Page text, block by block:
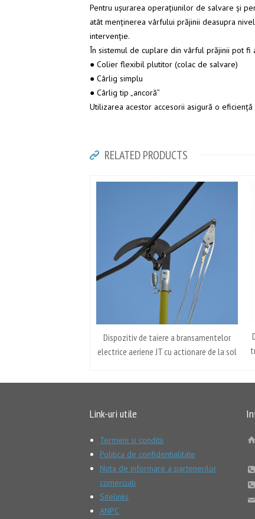
Pentru ușurarea operațiunilor de salvare și
atât menținerea vârfului prăjinii deasupra
intervenție.
În sistemul de cuplare din vârful prăjinii pot
● Colier flexibil plutitor (colac de salvare)
● Cârlig simplu
● Cârlig tip „ancoră”
Utilizarea acestor accesorii asigură o
RELATED PRODUCTS
Dispozitiv de taiere a bransamentelor
electrice aeriene JT cu actionare de la sol
Link-uri utile
Termeni si conditii
Politica de confidentialitate
Nota de informare a partenerilor
comerciali
Sitelinks
ANPC